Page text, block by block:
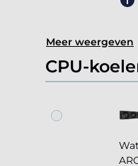
Meer weergeven
CPU-